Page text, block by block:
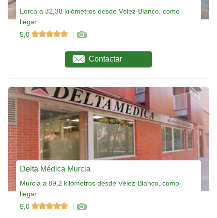
Lorca a 32,38 kilómetros desde Vélez-Blanco, como
llegar
5,0
Contactar
Delta Médica Murcia
Murcia a 89,2 kilómetros desde Vélez-Blanco, como
llegar
5,0